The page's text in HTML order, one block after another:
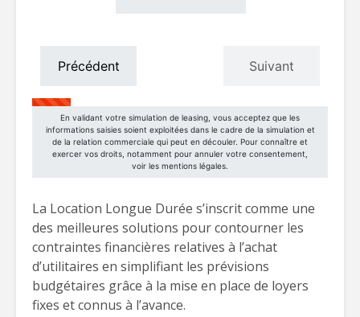
La Location Longue Durée s’inscrit comme une
des meilleures solutions pour contourner les
contraintes financières relatives à l’achat
d’utilitaires en simplifiant les prévisions
budgétaires grâce à la mise en place de loyers
fixes et connus à l’avance.